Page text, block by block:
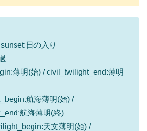
日の入り
薄明(始) / civil_twilight_end:薄明
航海薄明(始) /
航海薄明(終)
天文薄明(始) /